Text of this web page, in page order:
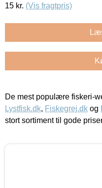
15 kr. (Vis fragtpris)
De mest populære fiskeri-
Lystfisk.dk, Fiskegrej.dk og
stort sortiment til gode